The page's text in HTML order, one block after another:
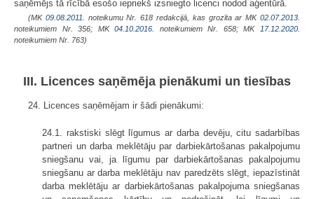
saņēmējs tā rīcībā esošo iepriekš izsniegto licenci nodod aģentūrā.
(MK 09.08.2011. noteikumu Nr. 618 redakcijā, kas grozīta ar MK02.07.2013.
noteikumiem Nr. 356; MK04.10.2016. noteikumiem Nr. 658; MK 17.12.2020.
noteikumiem Nr. 763)
III. Licences saņēmēja pienākumi un tiesības
24. Licences saņēmējam ir šādi pienākumi:
24.1. rakstiski slēgt līgumus ar darba devēju, citu sadarbības
partneri un darba meklētāju par darbiekārtošanas pakalpojumu
sniegšanu vai, ja līgumu par darbiekārtošanas pakalpojumu
sniegšanu ar darba meklētāju nav paredzēts slēgt, iepazīstināt
darba meklētāju ar darbiekārtošanas pakalpojuma sniegšanas